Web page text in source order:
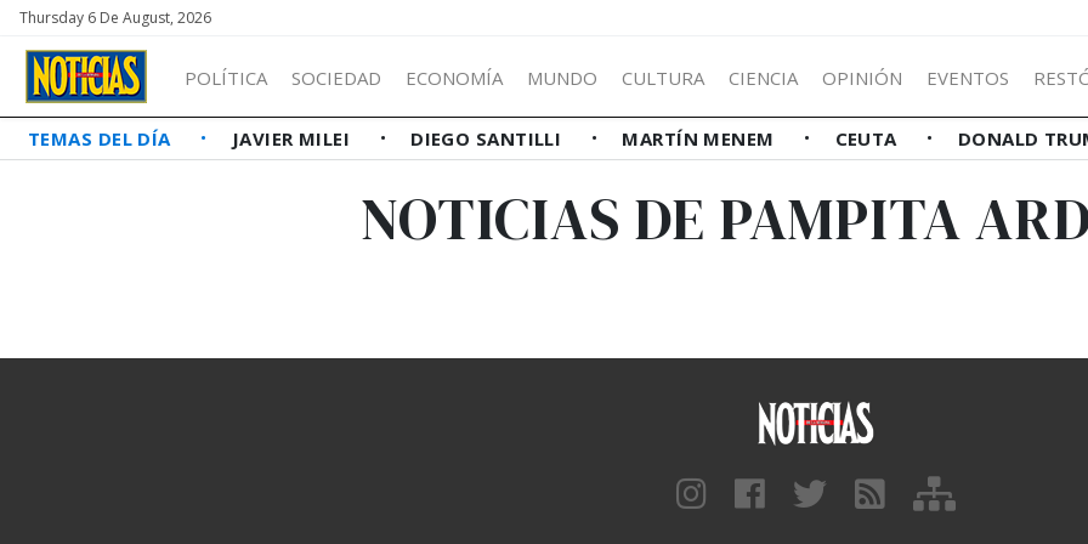
Thursday 6 De August, 2026
POLÍTICA SOCIEDAD ECONOMÍA MUNDO CULTURA CIENCIA OPINIÓN EVENTOS
TEMAS DEL DÍA JAVIER MILEI DIEGO SANTILLI MARTÍN MENEM CEUTA DONALD
NOTICIAS DE PAMPITA